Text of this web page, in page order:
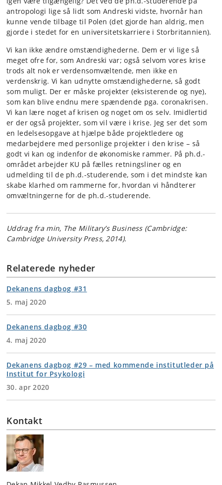
antropologi lige så lidt som Andreski vidste, hvornår han
kunne vende tilbage til Polen (det gjorde han aldrig, men
gjorde i stedet for en universitetskarriere i Storbritannien).
Vi kan ikke ændre omstændighederne. Dem er vi lige så
meget ofre for, som Andreski var; også selvom vores krise
trods alt nok er verdensomvæltende, men ikke en
verdenskrig. Vi kan udnytte omstændighederne, så godt
som muligt. Der er måske projekter (eksisterende og nye),
som kan blive endnu mere spændende pga. coronakrisen.
Vi kan lære noget af krisen og noget om os selv. Imidlertid
er der også projekter, som vil være i krise. Jeg ser det som
en ledelsesopgave at hjælpe både projektledere og
medarbejdere med personlige projekter i den krise – så
godt vi kan og indenfor de økonomiske rammer. På ph.d.-
området arbejder KU på fælles retningsliner og en
udmelding til de ph.d.-studerende, som i det mindste kan
skabe klarhed om rammerne for, hvordan vi håndterer
omvæltningerne for de ph.d.-studerende.
Uddrag fra min, The Military’s Business (Cambridge:
Cambridge University Press, 2014).
Relaterede nyheder
Dekanens dagbog #31
5. maj 2020
Dekanens dagbog #30
4. maj 2020
Dekanens dagbog #29 – med kommende institutleder på
Institut for Psykologi
30. apr 2020
Kontakt